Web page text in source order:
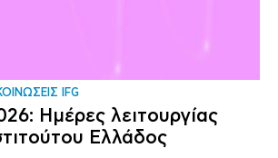
IFG
Ημέρες λειτουργίας
Ελλάδος